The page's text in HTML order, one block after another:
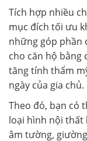
Tích hợp nhiều
mục đích tối ưu
những góp phần
cho căn hộ bằng
tăng tính thẩm
ngày của gia chủ.
Theo đó, bạn có
loại hình nội thất
âm tường,